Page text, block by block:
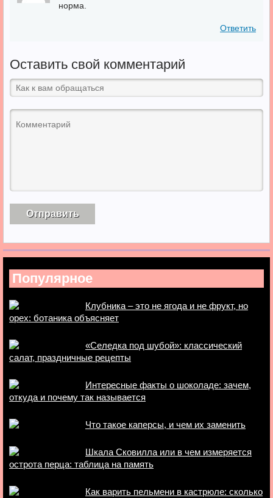
норма.
Ответить
Оставить свой комментарий
Популярное
Клубника – это не ягода и не фрукт, но
орех: ботаника объясняет
«Селедка под шубой»: классический
салат, праздничные рецепты
Интересные факты о шоколаде: зачем,
откуда и почему так называется
Что такое каперсы, и чем их заменить
Шкала Сковилла или в чем измеряется
острота перца: таблица на память
Как варить пельмени в кастрюле: сколько